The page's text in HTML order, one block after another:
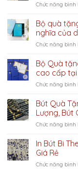
Chức năng
Bộ quà
nghĩa của
Chức năng
Bộ Quà
cao cấp tại
Chức năng
Bút Quà
Lượng, Bút
Chức năng
In Bút Bi
Giá Rẻ
Chức năng